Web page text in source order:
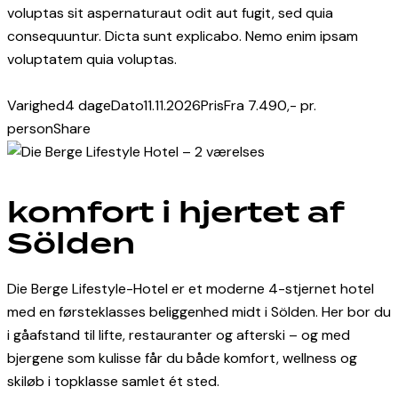
1voluptas sit aspernaturaut odit aut fugit, sed quia
consequuntur. Dicta sunt explicabo. Nemo enim ipsam
voluptatem quia voluptas.
Varighed4 dageDato11.11.2026PrisFra 7.490,- pr.
personShare
Twitter-
Facebook
Share-
Copy
to
clipboard
komfort i hjertet af
Sölden
Die Berge Lifestyle-Hotel er et moderne 4-stjernet hotel
med en førsteklasses beliggenhed midt i Sölden. Her bor du
i gåafstand til lifte, restauranter og afterski – og med
bjergene som kulisse får du både komfort, wellness og
skiløb i topklasse samlet ét sted.